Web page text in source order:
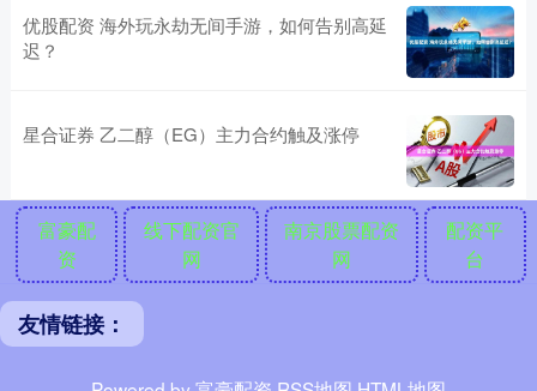
优股配资 海外玩永劫无间手游，如何告别高延
迟？
星合证券 乙二醇（EG）主力合约触及涨停
富豪配
资
线下配资官
网
南京股票配资
网
配资平
台
友情链接：